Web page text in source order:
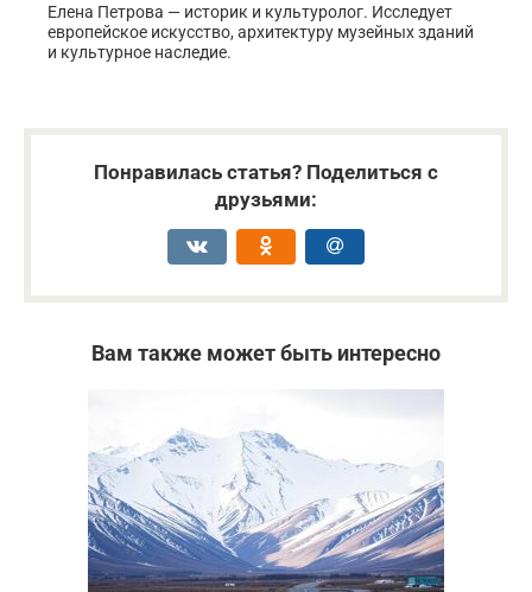
Елена Петрова — историк и культуролог. Исследует
европейское искусство, архитектуру музейных зданий
и культурное наследие.
Понравилась статья? Поделиться с
друзьями:
Вам также может быть интересно